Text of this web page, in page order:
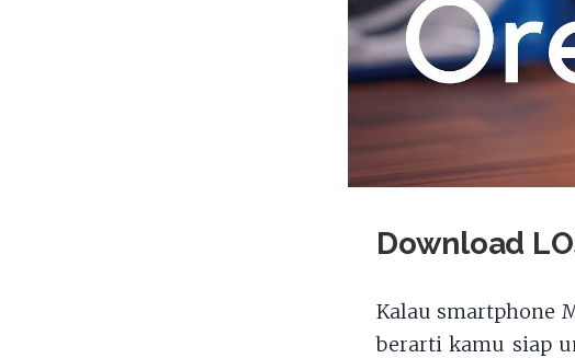
Download
Kalau smartphone
berarti kamu siap